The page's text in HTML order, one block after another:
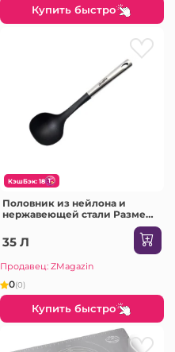
Купить быстро
КэшБэк: 18
Половник из нейлона и
нержавеющей стали Размер:
35 Л
Продавец: ZMagazin
0(0)
Купить быстро